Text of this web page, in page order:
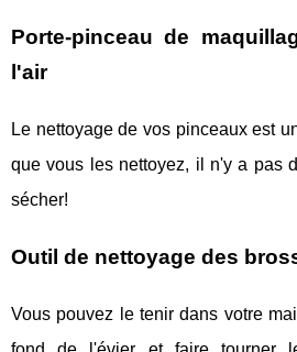
Porte-pinceau de
l'air
Le nettoyage de vos pinceaux est
que vous les nettoyez, il n'y a pas
sécher!
Outil de nettoyage des
Vous pouvez le tenir dans votre